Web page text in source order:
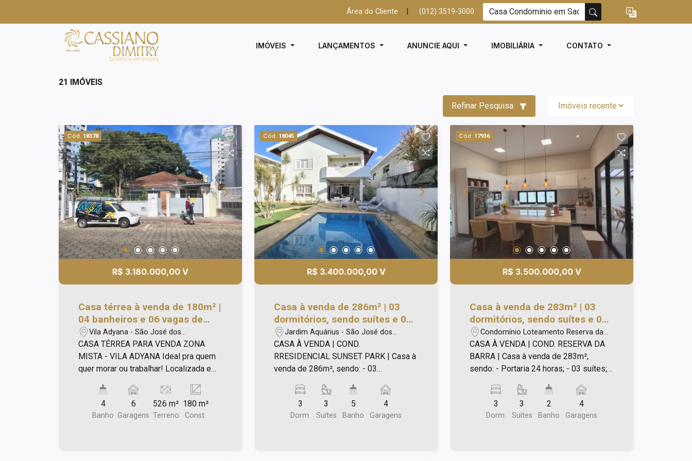
Área do Cliente (012) 3519-3000
IMÓVEIS LANÇAMENTOS ANUNCIE AQUI IMOBILIÁRIA CONTATO
21 IMÓVEIS
Refinar Pesquisa
Cód. 18378
R$ 3.180.000,00 V
Casa térrea à venda de 180m² |
04 banheiros e 06 vagas de
garagem | Vila Adyana | São
José dos Campos |
Vila Adyana - São José dos
Campos/SP
CASA TÉRREA PARA VENDA ZONA
MISTA - VILA ADYANA Ideal pra quem
quer morar ou trabalhar! Localizada em
São José dos Campos, em frente à
OAB e com localização privilegiada
para empresas que buscam
4
Banho
6
Garagens
526 m²
Terreno
180 m²
Const.
Cód. 18045
R$ 3.400.000,00 V
Casa à venda de 286m² | 03
dormitórios, sendo suítes e 04
vagas de garagem |
Condomínio Sunset Park | São
José dos Campos |
Jardim Aquárius - São José dos
Campos/SP
CASA À VENDA | COND.
RRESIDENCIAL SUNSET PARK | Casa à
venda de 286m², sendo: - 03
master com hidromassagem; - Cozinha
com armários e copa; - Lavabo; - Sala
integrada; - Espaço gourmet; - Piscina;
3
Dorm.
3
Suítes
5
Banho
4
Garagens
Cód. 17936
R$ 3.500.000,00 V
Casa à venda de 283m² | 03
dormitórios, sendo suítes e 04
vagas de garagem |
Condomínio Reserva da Barra -|
São José dos Campos |
Condomínio Loteamento Reserva da
Barra - São José dos Campos/SP
CASA À VENDA | COND. RESERVA DA
BARRA | Casa à venda de 283m²,
sendo: - Portaria 24 horas; - 03 suítes; -
Escritório; - Garagem para 04 carros,
sendo 02 coberta e fechada; - Lavabo; -
Hobby Box; - Lavanderia; - Área
3
Dorm.
3
Suítes
2
Banho
4
Garagens